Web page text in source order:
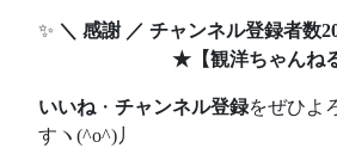
✨ ＼ 感謝 ／ チャンネル登録者数
★ 【観洋ちゃんね
いいね ・ チャンネル登録をぜひよ
すヽ(^o^)丿